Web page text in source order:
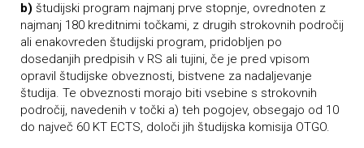
b) študijski program najmanj prve stopnje, ovrednoten z
najmanj 180 kreditnimi točkami, z drugih strokovnih področij
ali enakovreden študijski program, pridobljen po
dosedanjih predpisih v RS ali tujini, če je pred vpisom
opravil študijske obveznosti, bistvene za nadaljevanje
študija. Te obveznosti morajo biti vsebine s strokovnih
področij, navedenih v točki a) teh pogojev, obsegajo od 10
do največ 60 KT ECTS, določi jih študijska komisija OTGO.